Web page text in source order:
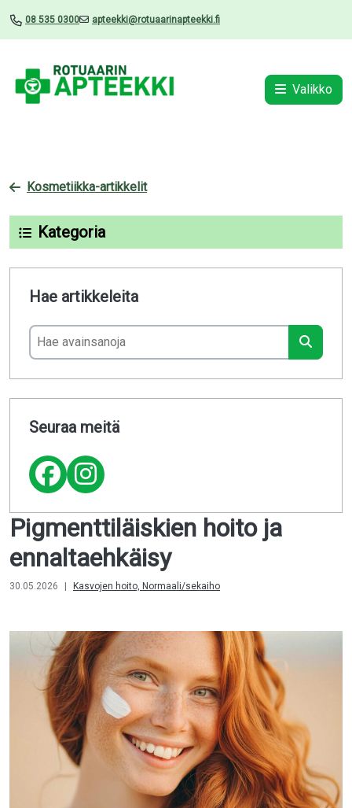
08 535 0300 apteekki@rotuaarinapteekki.fi
Valikko
Kosmetiikka-artikkelit
Kategoria
Hae artikkeleita
Hae avainsanoja
Seuraa meitä
Pigmenttiläiskien hoito ja
ennaltaehkäisy
30.05.2026 | Kasvojen hoito, Normaali/sekaiho